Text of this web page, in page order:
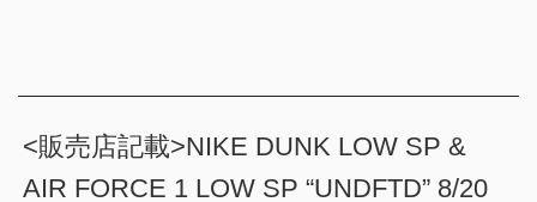
<販売店記載>NIKE DUNK LOW SP &
AIR FORCE 1 LOW SP “UNDFTD” 8/20